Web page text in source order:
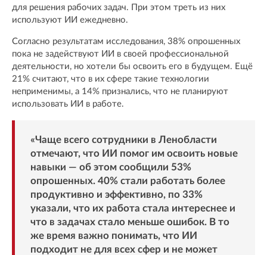
для решения рабочих задач. При этом треть из них
используют ИИ ежедневно.
Согласно результатам исследования, 38% опрошенных
пока не задействуют ИИ в своей профессиональной
деятельности, но хотели бы освоить его в будущем. Ещё
21% считают, что в их сфере такие технологии
неприменимы, а 14% признались, что не планируют
использовать ИИ в работе.
«Чаще всего сотрудники в Ленобласти
отмечают, что ИИ помог им освоить новые
навыки — об этом сообщили 53%
опрошенных. 40% стали работать более
продуктивно и эффективно, по 33%
указали, что их работа стала интереснее и
что в задачах стало меньше ошибок. В то
же время важно понимать, что ИИ
подходит не для всех сфер и не может